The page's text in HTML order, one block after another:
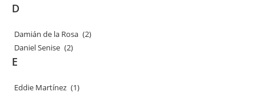
D
Damián de la Rosa (2)
Daniel Senise (2)
E
Eddie Martínez (1)